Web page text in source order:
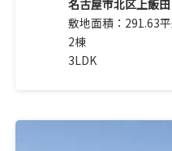
名古屋市北区上飯田
敷地面積：291.63
2棟
3LDK